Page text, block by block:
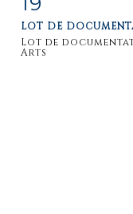
LOT DE
Lot de
Arts